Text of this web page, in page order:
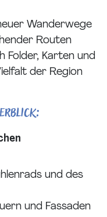
Wanderwege
Routen
Folder, Karten und
der Region
und des
und Fassaden